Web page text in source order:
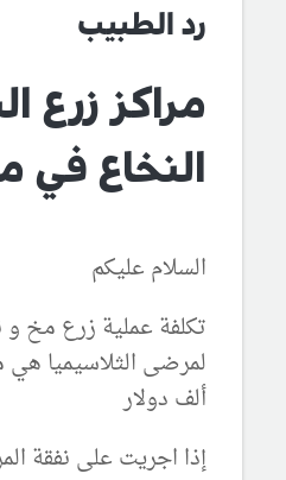
رد الطبيب
مراكز زرع
النخاع في
السلام عليكم
تكلفة عملية زرع مخ و
ألف دولار
إذا اجريت على نفقة